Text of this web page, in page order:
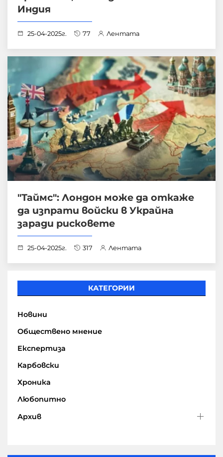
Индия
25-04-2025г. 77 Лентата
"Таймс": Лондон може да откаже
да изпрати войски в Украйна
заради рисковете
25-04-2025г. 317 Лентата
КАТЕГОРИИ
Новини
Обществено мнение
Експертиза
Карбовски
Хроника
Любопитно
Архив